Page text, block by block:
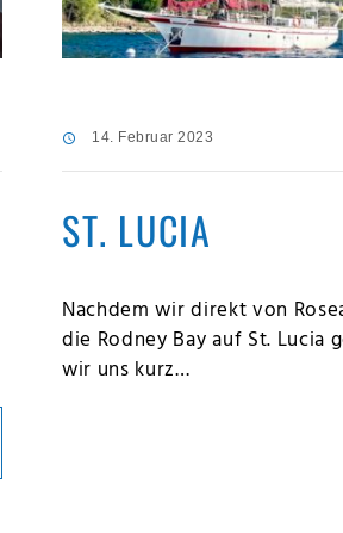
14. Februar 2023
ST. LUCIA
Nachdem wir direkt von
die Rodney Bay auf St. Lucia
wir uns kurz…